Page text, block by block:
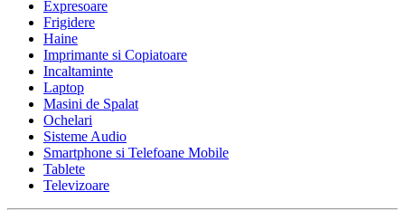
Expresoare
Frigidere
Haine
Imprimante si Copiatoare
Incaltaminte
Laptop
Masini de Spalat
Ochelari
Sisteme Audio
Smartphone si Telefoane Mobile
Tablete
Televizoare